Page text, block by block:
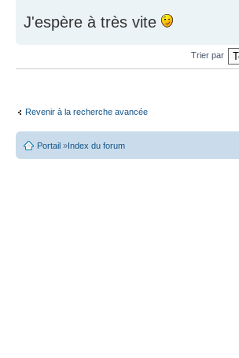
J'espère à très vite
Trier par
Revenir à la recherche avancée
Portail »Index du forum